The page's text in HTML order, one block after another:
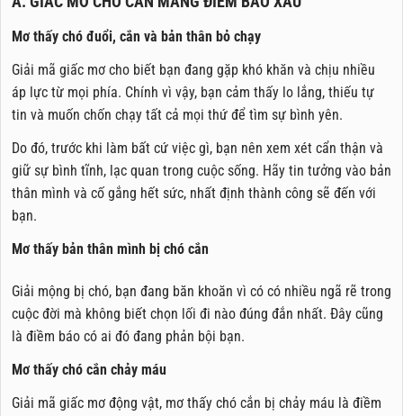
Mơ thấy chó đuổi, cắn và bản thân bỏ chạy
Giải mã giấc mơ cho biết bạn đang gặp khó khăn và chịu nhiều
áp lực từ mọi phía. Chính vì vậy, bạn cảm thấy lo lắng, thiếu tự
tin và muốn chốn chạy tất cả mọi thứ để tìm sự bình yên.
Do đó, trước khi làm bất cứ việc gì, bạn nên xem xét cẩn thận và
giữ sự bình tĩnh, lạc quan trong cuộc sống. Hãy tin tưởng vào bản
thân mình và cố gắng hết sức, nhất định thành công sẽ đến với
bạn.
Mơ thấy bản thân mình bị chó cắn
Giải mộng bị chó, bạn đang băn khoăn vì có có nhiều ngã rẽ trong
cuộc đời mà không biết chọn lối đi nào đúng đắn nhất. Đây cũng
là điềm báo có ai đó đang phản bội bạn.
Mơ thấy chó cắn chảy máu
Giải mã giấc mơ động vật, mơ thấy chó cắn bị chảy máu là điềm